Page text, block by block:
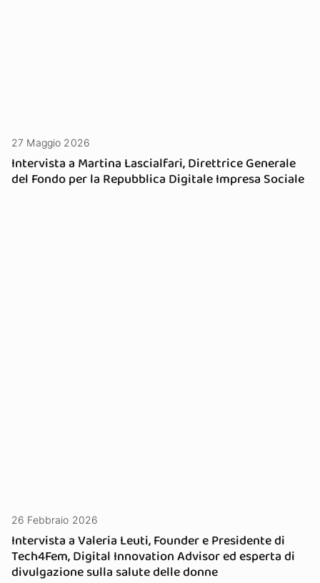
27 Maggio 2026
Intervista a Martina Lascialfari, Direttrice Generale
del Fondo per la Repubblica Digitale Impresa Sociale
26 Febbraio 2026
Intervista a Valeria Leuti, Founder e Presidente di
Tech4Fem, Digital Innovation Advisor ed esperta di
divulgazione sulla salute delle donne